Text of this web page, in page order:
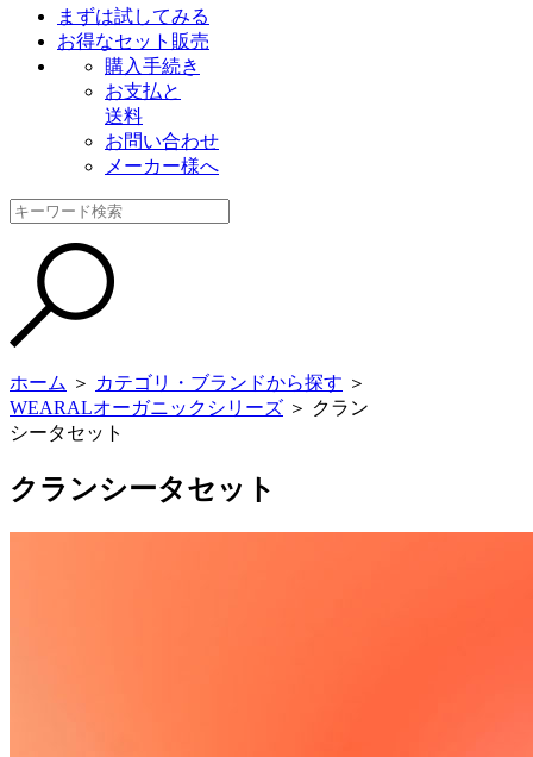
まずは試してみる
お得なセット販売
購入手続き
お支払と
送料
お問い合わせ
メーカー様へ
ホーム ＞ カテゴリ・ブランドから探す ＞
WEARALオーガニックシリーズ ＞ クラン
シータセット
クランシータセット